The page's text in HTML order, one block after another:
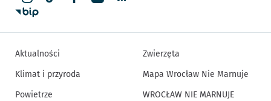
Aktualności
Klimat i przyroda
Powietrze
Zwierzęta
Mapa Wrocław Nie Marnuje
WROCŁAW NIE MARNUJE